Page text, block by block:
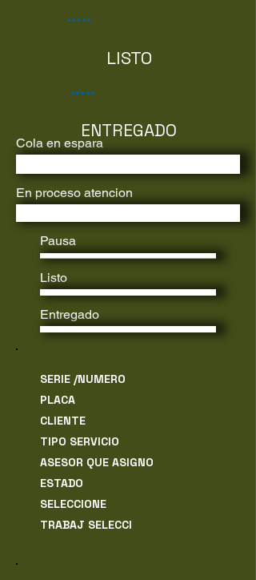
.....
LISTO
.....
ENTREGADO
.....
Cola en espara
En proceso atencion
Pausa
Listo
Entregado
SERIE /NUMERO
PLACA
CLIENTE
TIPO SERVICIO
ASESOR QUE ASIGNO
ESTADO
SELECCIONE
TRABAJ SELECCI